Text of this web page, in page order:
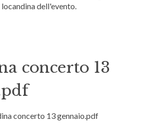
dell'evento.
concerto 13
concerto 13 gennaio.pdf